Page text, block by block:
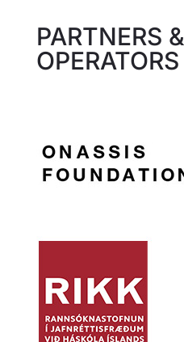
PARTNERS &
OPERATORS